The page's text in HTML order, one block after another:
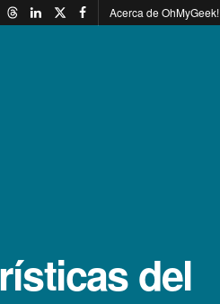
Acerca de OhMyGeek!
del